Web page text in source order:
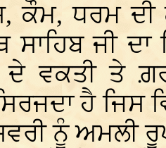
ਕੌਮ, ਧਰਮ
ਜੀ ਦਾ
ਦੇ ਵਕਤੀ ਤੇ
ਹੈ ਜਿਸ
ਨੂੰ ਅਮਲੀ